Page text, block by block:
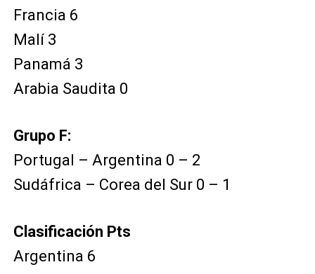
Francia 6
Malí 3
Panamá 3
Arabia Saudita 0
Grupo F:
Portugal – Argentina 0 – 2
Sudáfrica – Corea del Sur 0 – 1
Clasificación Pts
Argentina 6